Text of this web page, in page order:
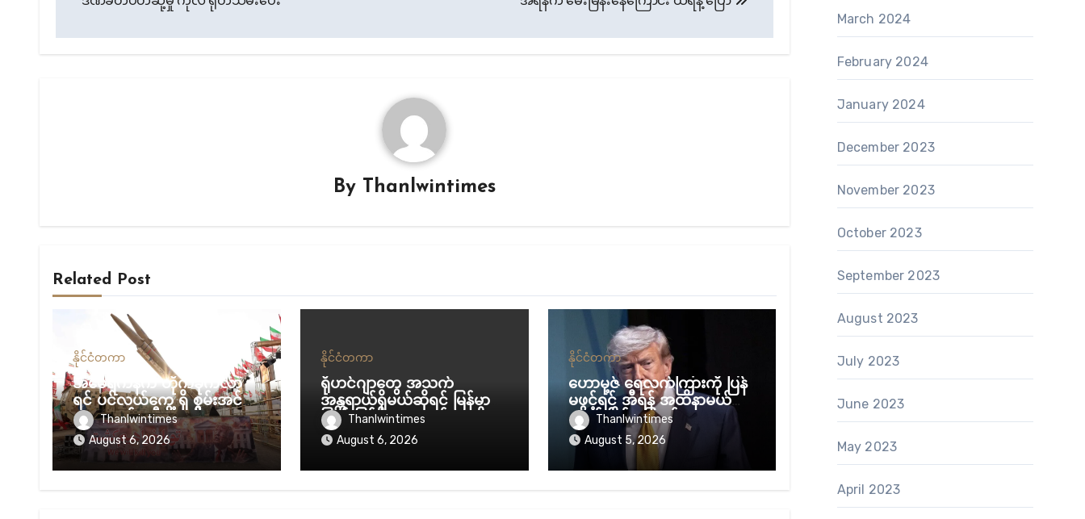
By Thanlwintimes
Related Post
နိုင်ငံတကာ
အမေရိကန်က တိုက်ခိုက်လာ
ရင် ပင်လယ်ကွေ့ ရှိ စွမ်းအင်
အဆောက်အဦတွေကို
လက်တုံ့ပြန် တိုက်ခိုက်မယ်လို့
အီရန် ခြိမ်းခြောက်
Thanlwintimes
August 6, 2026
နိုင်ငံတကာ
ရိုဟင်ဂျာတွေ အသက်
အန္တရာယ်ရှိမယ်ဆိုရင် မြန်မာ
ပြည် ပြန်ပို့မှာ မဟုတ်ဘူးလို့ မ
လေးရှား ပြော
Thanlwintimes
August 6, 2026
နိုင်ငံတကာ
ဟောမု့ဇ် ရေလက်ကြားကို ပြန်
မဖွင့်ရင် အီရန် အထိနာမယ်လို့
ထရန့် ခြိမ်းခြောက်
Thanlwintimes
August 5, 2026
March 2024
February 2024
January 2024
December 2023
November 2023
October 2023
September 2023
August 2023
July 2023
June 2023
May 2023
April 2023